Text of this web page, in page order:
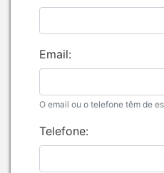
Email:
O email ou o telefone têm de
Telefone: